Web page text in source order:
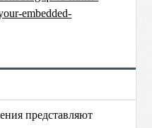
embedded-
представляют